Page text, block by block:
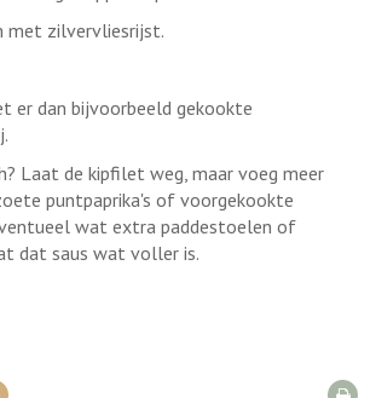
met zilvervliesrijst.
er dan bijvoorbeeld gekookte
Laat de kipfilet weg, maar voeg meer
puntpaprika's of voorgekookte
wat extra paddestoelen of
dat saus wat voller is.